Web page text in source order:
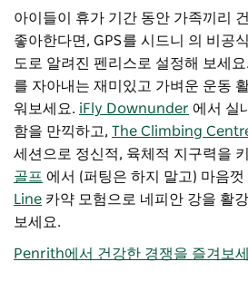
아이들이 휴가 기간 동안 가족끼리
좋아한다면, GPS를 시드니 의 비공
도로 알려진 펜리스로 설정해 보세
를 자아내는 재미있고 가벼운 운동
워보세요. iFly Downunder 에서 실
함을 만끽하고, The Climbing
세션으로 정신적, 육체적 지구력을
골프 에서 (퍼팅은 하지 말고) 마음껏
Line 카약 모험으로 네피안 강을 활
보세요.
Penrith에서 건강한 경쟁을 즐겨보